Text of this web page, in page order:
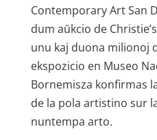
Contemporary Art San
dum aŭkcio de
unu kaj duona milionoj
ekspozicio en Museo
Bornemisza konfirmas
de la pola artistino sur
nuntempa arto.